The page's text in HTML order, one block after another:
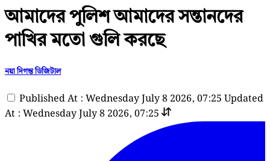
আমাদের পুলিশ আমাদের সন্তানদের
পাখির মতো গুলি করছে
নয়া দিগন্ত ডিজিটাল
Published At : Wednesday July 8 2026, 07:25 Updated
At : Wednesday July 8 2026, 07:25